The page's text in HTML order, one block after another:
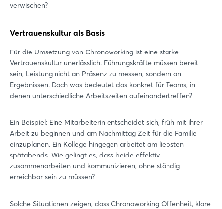
verwischen?
Vertrauenskultur als Basis
Für die Umsetzung von Chronoworking ist eine starke
Vertrauenskultur unerlässlich. Führungskräfte müssen bereit
sein, Leistung nicht an Präsenz zu messen, sondern an
Ergebnissen. Doch was bedeutet das konkret für Teams, in
denen unterschiedliche Arbeitszeiten aufeinandertreffen?
Ein Beispiel: Eine Mitarbeiterin entscheidet sich, früh mit ihrer
Arbeit zu beginnen und am Nachmittag Zeit für die Familie
einzuplanen. Ein Kollege hingegen arbeitet am liebsten
spätabends. Wie gelingt es, dass beide effektiv
zusammenarbeiten und kommunizieren, ohne ständig
erreichbar sein zu müssen?
Solche Situationen zeigen, dass Chronoworking Offenheit, klare